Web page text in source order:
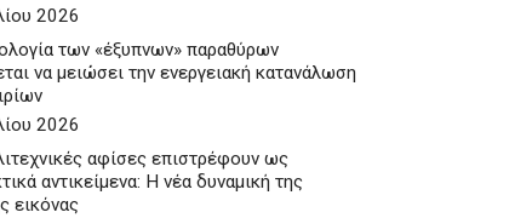
ΣΤΙΓΜΈΣ
ΣΤΗ ΣΚΙΆΘΟ ΜΕ ΥΠΕΡΠΟΛΥΤΕΛΉ ΘΑΛΑΜΗΓΌ
2026
των «έξυπνων» παραθύρων
να μειώσει την ενεργειακή κατανάλωση
2026
αφίσες επιστρέφουν ως
αντικείμενα: Η νέα δυναμική της
εικόνας